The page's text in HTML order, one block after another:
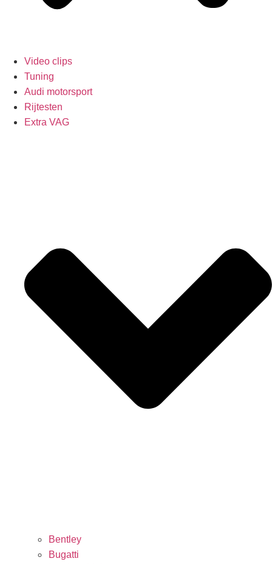
Video clips
Tuning
Audi motorsport
Rijtesten
Extra VAG
Bentley
Bugatti